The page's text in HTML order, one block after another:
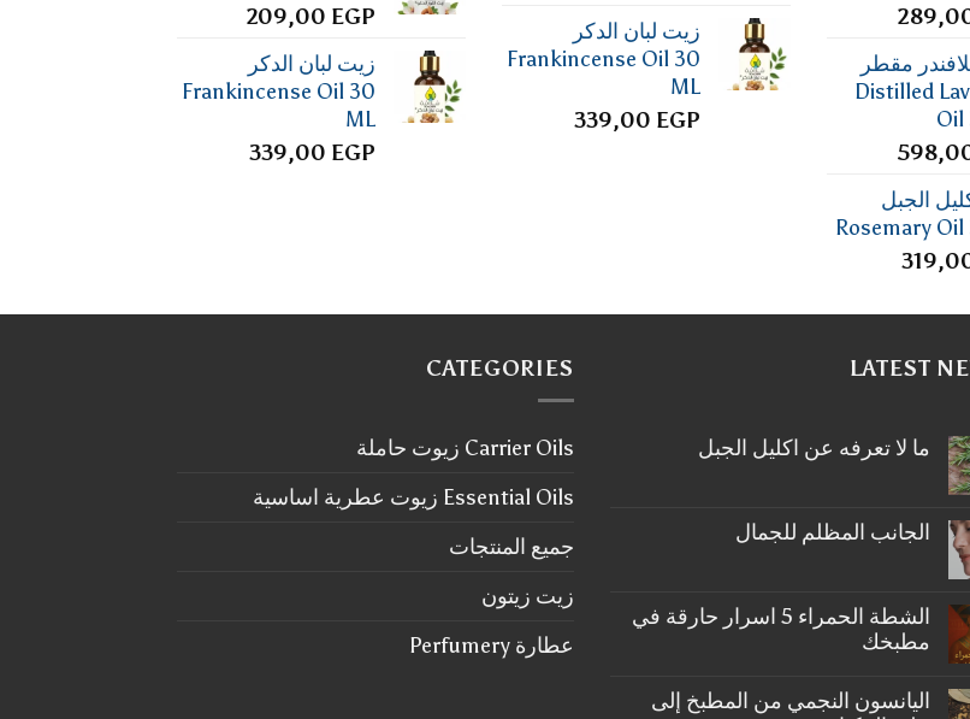
مقطر
Distilled
Oil
الجبل
Rosemary
زيت لبان الدكر
Frankincense Oil 30
ML
339,00 EGP
209,00 EGP
زيت لبان الدكر
Frankincense Oil 30
ML
339,00 EGP
LATEST
ما لا تعرفه عن اكليل الجبل
على
ما
اكليل
الجبل
الجانب المظلم للجمال
على
الجانب
المظلم
الشطة الحمراء 5 اسرار حارقة في
مطبخك
تعليقات
اليانسون النجمي من المطبخ إلى
CATEGORIES
Carrier Oils زيوت حاملة
Essential Oils زيوت عطرية اساسية
جميع المنتجات
زيت زيتون
عطارة Perfumery